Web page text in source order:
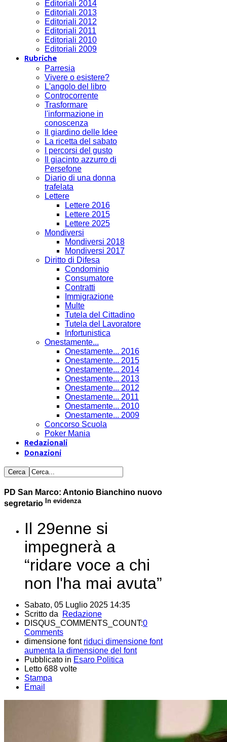
Editoriali 2014
Editoriali 2013
Editoriali 2012
Editoriali 2011
Editoriali 2010
Editoriali 2009
Rubriche
Parresia
Vivere o esistere?
L'angolo del libro
Controcorrente
Trasformare
l'informazione in
conoscenza
Il giardino delle Idee
La ricetta del sabato
I percorsi del gusto
Il giacinto azzurro di
Persefone
Diario di una donna
trafelata
Lettere
Lettere 2016
Lettere 2015
Lettere 2025
Mondiversi
Mondiversi 2018
Mondiversi 2017
Diritto di Difesa
Condominio
Consumatore
Contratti
Immigrazione
Multe
Tutela del Cittadino
Tutela del Lavoratore
Infortunistica
Onestamente...
Onestamente... 2016
Onestamente... 2015
Onestamente... 2014
Onestamente... 2013
Onestamente... 2012
Onestamente... 2011
Onestamente... 2010
Onestamente... 2009
Concorso Scuola
Poker Mania
Redazionali
Donazioni
PD San Marco: Antonio Bianchino nuovo
segretario In evidenza
Il 29enne si
impegnerà a
“ridare voce a chi
non l'ha mai avuta”
Sabato, 05 Luglio 2025 14:35
Scritto da
Redazione
DISQUS_COMMENTS_COUNT:0
Comments
dimensione font riduci dimensione font
aumenta la dimensione del font
Pubblicato in Esaro Politica
Letto 688 volte
Stampa
Email